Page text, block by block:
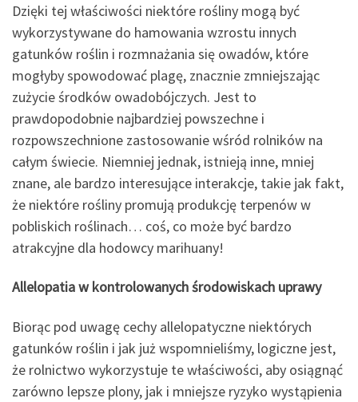
Dzięki tej właściwości niektóre rośliny mogą być
wykorzystywane do hamowania wzrostu innych
gatunków roślin i rozmnażania się owadów, które
mogłyby spowodować plagę, znacznie zmniejszając
zużycie środków owadobójczych. Jest to
prawdopodobnie najbardziej powszechne i
rozpowszechnione zastosowanie wśród rolników na
całym świecie. Niemniej jednak, istnieją inne, mniej
znane, ale bardzo interesujące interakcje, takie jak fakt,
że niektóre rośliny promują produkcję terpenów w
pobliskich roślinach… coś, co może być bardzo
atrakcyjne dla hodowcy marihuany!
Allelopatia w kontrolowanych środowiskach uprawy
Biorąc pod uwagę cechy allelopatyczne niektórych
gatunków roślin i jak już wspomnieliśmy, logiczne jest,
że rolnictwo wykorzystuje te właściwości, aby osiągnąć
zarówno lepsze plony, jak i mniejsze ryzyko wystąpienia